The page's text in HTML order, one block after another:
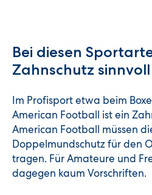
Bei diesen
Zahnschutz sinnvoll
Im Profisport etwa beim
American Football ist ein
American Football müssen
Doppelmundschutz für den
tragen. Für Amateure und
dagegen kaum Vorschriften.